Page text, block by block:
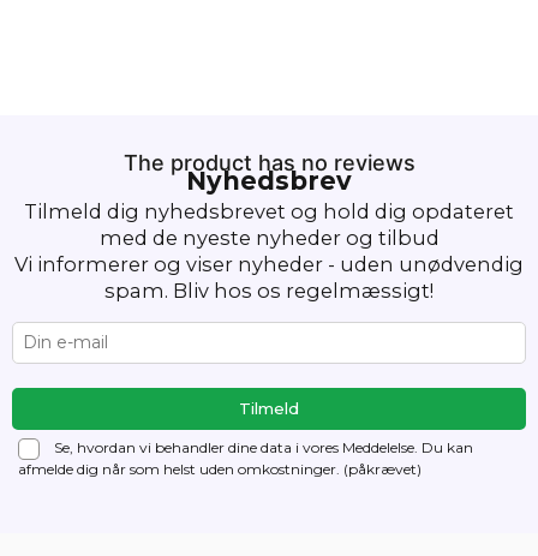
The product has no reviews
Nyhedsbrev
Tilmeld dig nyhedsbrevet og hold dig opdateret
med de nyeste nyheder og tilbud
Vi informerer og viser nyheder - uden unødvendig
spam. Bliv hos os regelmæssigt!
Se, hvordan vi behandler dine data i vores Meddelelse. Du kan
afmelde dig når som helst uden omkostninger. (påkrævet)